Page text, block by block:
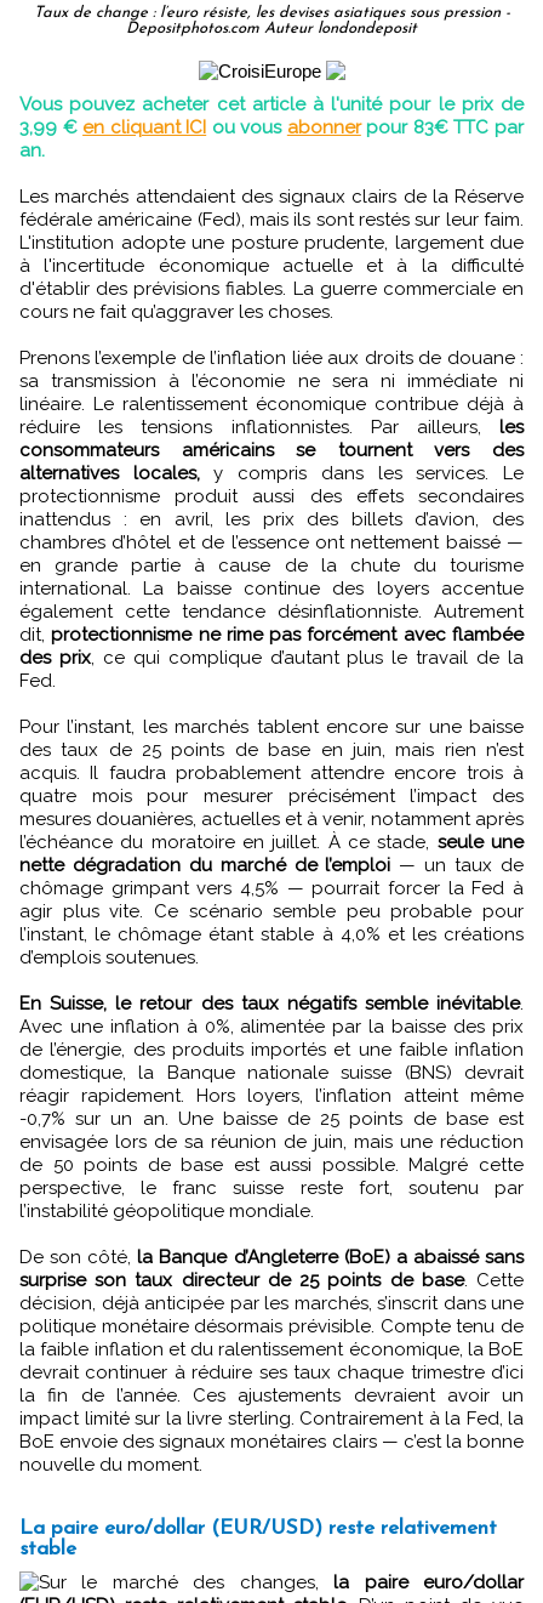
Taux de change : l’euro résiste, les devises asiatiques sous pression -
Depositphotos.com Auteur londondeposit
Vous pouvez acheter cet article à l'unité pour le prix de
3,99 € en cliquant ICI ou vous abonner pour 83€ TTC par
an.
Les marchés attendaient des signaux clairs de la Réserve
fédérale américaine (Fed), mais ils sont restés sur leur faim.
L'institution adopte une posture prudente, largement due
à l'incertitude économique actuelle et à la difficulté
d'établir des prévisions fiables. La guerre commerciale en
cours ne fait qu’aggraver les choses.
Prenons l’exemple de l’inflation liée aux droits de douane :
sa transmission à l’économie ne sera ni immédiate ni
linéaire. Le ralentissement économique contribue déjà à
réduire les tensions inflationnistes. Par ailleurs, les
consommateurs américains se tournent vers des
alternatives locales,y compris dans les services. Le
protectionnisme produit aussi des effets secondaires
inattendus : en avril, les prix des billets d’avion, des
chambres d’hôtel et de l’essence ont nettement baissé —
en grande partie à cause de la chute du tourisme
international. La baisse continue des loyers accentue
également cette tendance désinflationniste. Autrement
dit,protectionnisme ne rime pas forcément avec flambée
des prix, ce qui complique d’autant plus le travail de la
Fed.
Pour l’instant, les marchés tablent encore sur une baisse
des taux de 25 points de base en juin, mais rien n’est
acquis. Il faudra probablement attendre encore trois à
quatre mois pour mesurer précisément l’impact des
mesures douanières, actuelles et à venir, notamment après
l’échéance du moratoire en juillet. À ce stade, seule une
nette dégradation du marché de l’emploi — un taux de
chômage grimpant vers 4,5% — pourrait forcer la Fed à
agir plus vite. Ce scénario semble peu probable pour
l’instant, le chômage étant stable à 4,0% et les créations
d’emplois soutenues.
En Suisse, le retour des taux négatifs semble inévitable.
Avec une inflation à 0%, alimentée par la baisse des prix
de l’énergie, des produits importés et une faible inflation
domestique, la Banque nationale suisse (BNS) devrait
réagir rapidement. Hors loyers, l’inflation atteint même
-0,7% sur un an. Une baisse de 25 points de base est
envisagée lors de sa réunion de juin, mais une réduction
de 50 points de base est aussi possible. Malgré cette
perspective, le franc suisse reste fort, soutenu par
l’instabilité géopolitique mondiale.
De son côté,la Banque d’Angleterre (BoE) a abaissé sans
surprise son taux directeur de 25 points de base. Cette
décision, déjà anticipée par les marchés, s’inscrit dans une
politique monétaire désormais prévisible. Compte tenu de
la faible inflation et du ralentissement économique, la BoE
devrait continuer à réduire ses taux chaque trimestre d’ici
la fin de l’année. Ces ajustements devraient avoir un
impact limité sur la livre sterling. Contrairement à la Fed, la
BoE envoie des signaux monétaires clairs — c’est la bonne
nouvelle du moment.
La paire euro/dollar (EUR/USD) reste relativement
stable
Sur le marché des changes,la paire euro/dollar